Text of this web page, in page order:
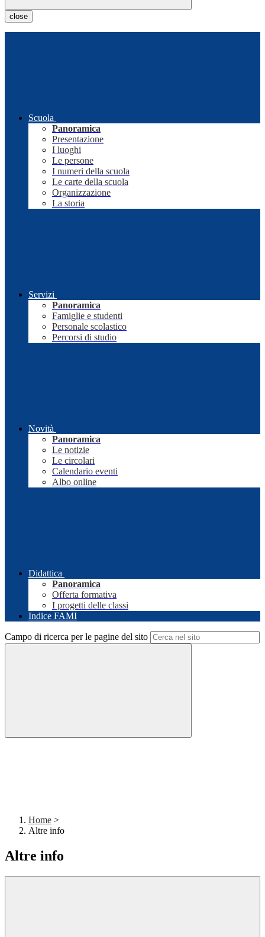
close
Scuola
Panoramica
Presentazione
I luoghi
Le persone
I numeri della scuola
Le carte della scuola
Organizzazione
La storia
Servizi
Panoramica
Famiglie e studenti
Personale scolastico
Percorsi di studio
Novità
Panoramica
Le notizie
Le circolari
Calendario eventi
Albo online
Didattica
Panoramica
Offerta formativa
I progetti delle classi
Indice FAMI
Campo di ricerca per le pagine del sito
Home >
Altre info
Altre info